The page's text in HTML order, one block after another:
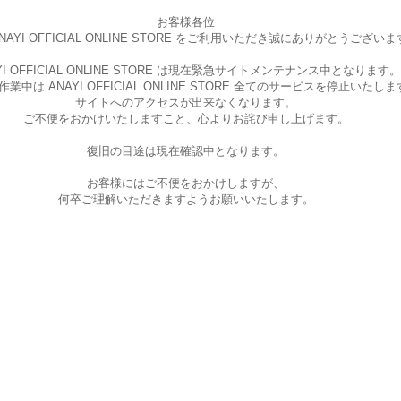
お客様各位
OFFICIAL ONLINE STORE をご利用いただき誠にありがとうございま
OFFICIAL ONLINE STORE は現在緊急サイトメンテナンス中となります。
業中は ANAYI OFFICIAL ONLINE STORE 全てのサービスを停止いたしま
サイトへのアクセスが出来なくなります。
ご不便をおかけいたしますこと、 心よりお詫び申し上げます。
復旧の目途は現在確認中となります。
お客様にはご不便をおかけしますが、
何卒ご理解いただきますようお願いいたします。